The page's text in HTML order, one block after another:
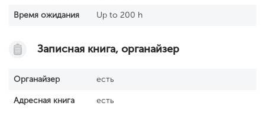
Время ожидания Up to 200 h
Записная книга, органайзер
Органайзер есть
Адресная книга есть